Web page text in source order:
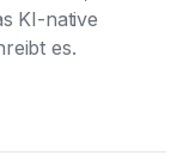
KI-native
es.